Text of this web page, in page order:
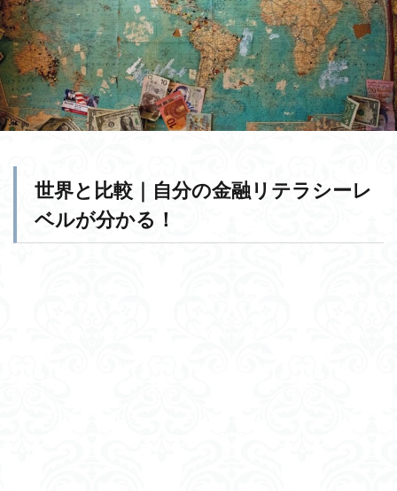
世界と比較｜自分の金融リテラシーレ
ベルが分かる！